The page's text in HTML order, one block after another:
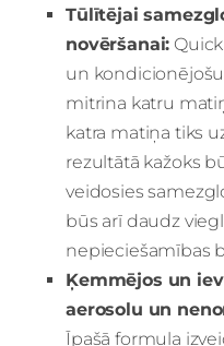
Tūlītējai
novēršanai:
un
mitrina katru
katra matiņa tiks
rezultātā kažoks
veidosies
būs arī daudz
nepieciešamības
Ķemmējos un
aerosolu un
Īpašā formula